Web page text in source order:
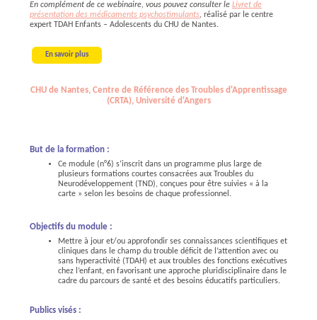
En complément de ce webinaire, vous pouvez consulter le Livret de
présentation des médicaments psychostimulants, réalisé par le centre
expert TDAH Enfants – Adolescents du CHU de Nantes.
En savoir plus
CHU de Nantes, Centre de Référence des Troubles d'Apprentissage
(CRTA), Université d'Angers
But de la formation :
Ce module (n°6) s’inscrit dans un programme plus large de
plusieurs formations courtes consacrées aux Troubles du
Neurodéveloppement (TND), conçues pour être suivies « à la
carte » selon les besoins de chaque professionnel.
Objectifs du module :
Mettre à jour et/ou approfondir ses connaissances scientifiques et
cliniques dans le champ du trouble déficit de l’attention avec ou
sans hyperactivité (TDAH) et aux troubles des fonctions exécutives
chez l’enfant, en favorisant une approche pluridisciplinaire dans le
cadre du parcours de santé et des besoins éducatifs particuliers.
Publics visés :